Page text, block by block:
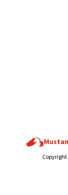
Copyright